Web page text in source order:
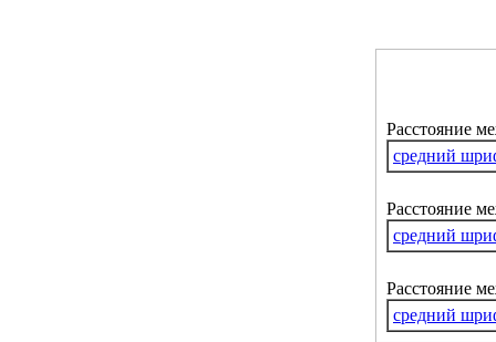
Расстояние
средний
Расстояние
средний
Расстояние
средний